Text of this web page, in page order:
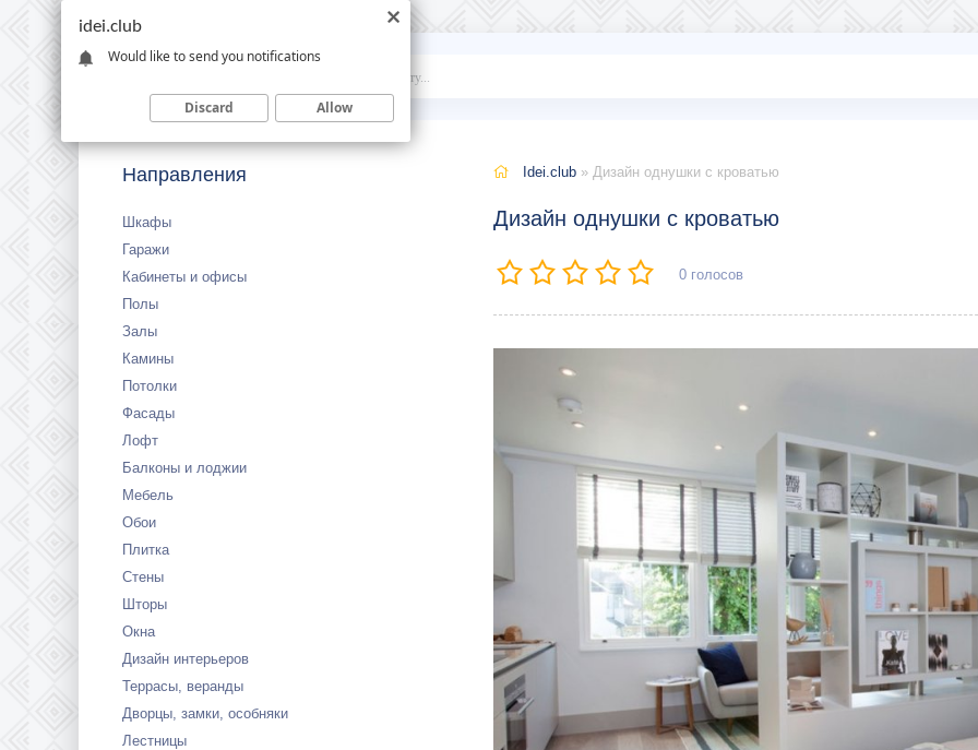
Idei
Направления
Шкафы
Гаражи
Кабинеты и офисы
Полы
Залы
Камины
Потолки
Фасады
Лофт
Балконы и лоджии
Мебель
Обои
Плитка
Стены
Шторы
Окна
Дизайн интерьеров
Террасы, веранды
Дворцы, замки, особняки
Лестницы
Idei.club » Дизайн однушки с кроватью
Дизайн однушки с кроватью
0 голосов
idei.club
Would like to send you notifications
Discard Allow